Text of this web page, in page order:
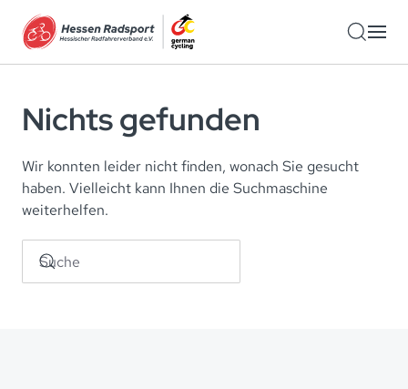
Zum Hauptinhalt springen
Nichts gefunden
Wir konnten leider nicht finden, wonach Sie gesucht
haben. Vielleicht kann Ihnen die Suchmaschine
weiterhelfen.